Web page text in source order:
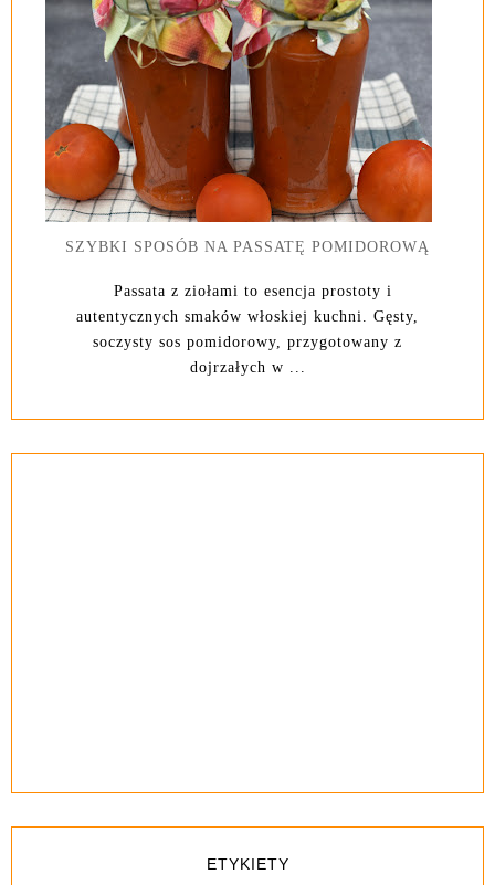
SZYBKI SPOSÓB NA PASSATĘ POMIDOROWĄ
Passata z ziołami to esencja prostoty i
autentycznych smaków włoskiej kuchni. Gęsty,
soczysty sos pomidorowy, przygotowany z
dojrzałych w ...
ETYKIETY